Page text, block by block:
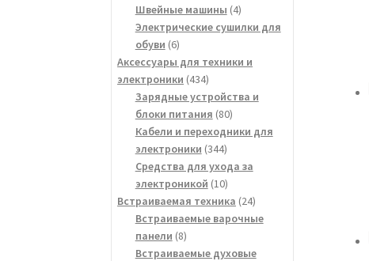
товаров
Швейные машины 44
товара
Электрические сушилки для
обуви 66
товаров
Аксессуары для техники и
электроники 434434
товара
Зарядные устройства и
блоки питания 8080
товаров
Кабели и переходники для
электроники 344344
товара
Средства для ухода за
электроникой 1010
товаров
Встраиваемая техника 2424
товара
Встраиваемые варочные
панели 88
товаров
Встраиваемые духовые